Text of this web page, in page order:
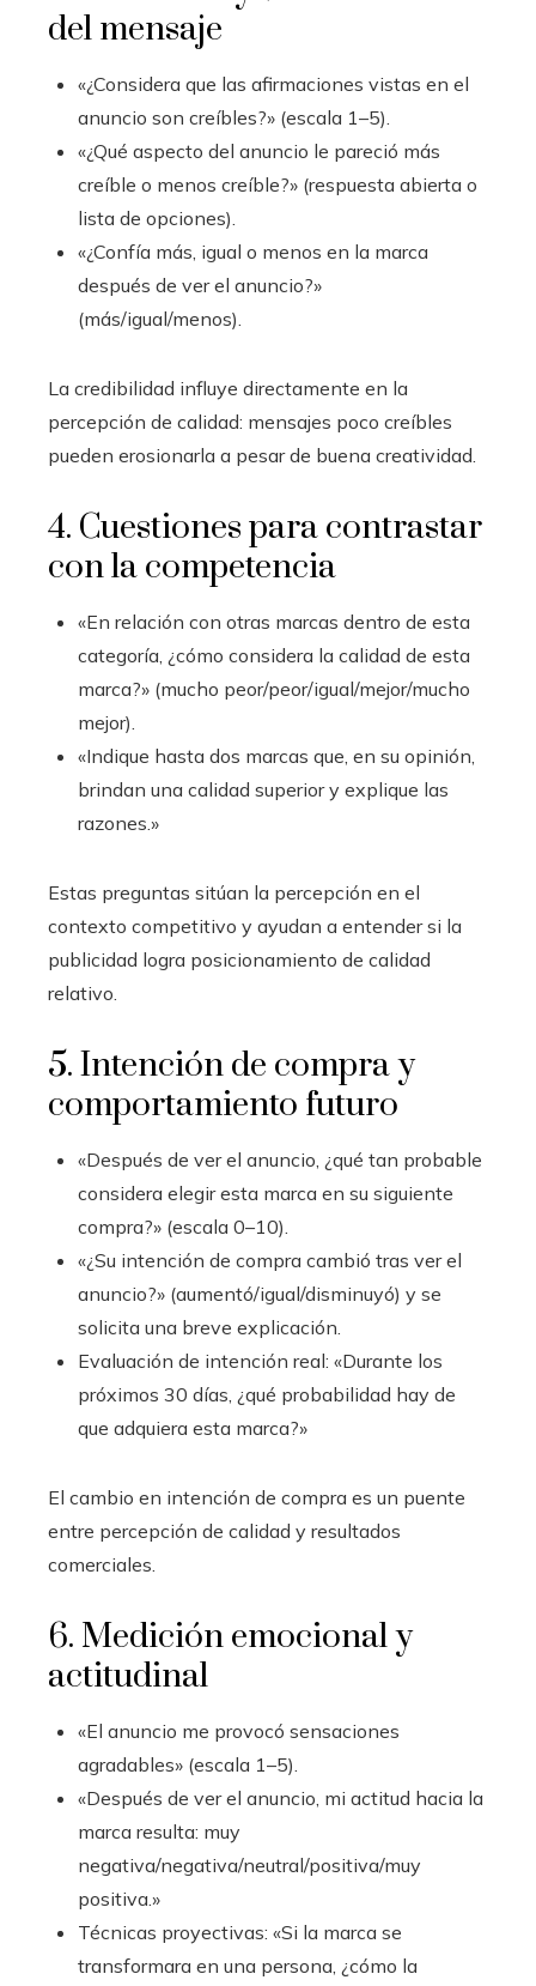
del mensaje
«¿Considera que las afirmaciones vistas en el
anuncio son creíbles?» (escala 1–5).
«¿Qué aspecto del anuncio le pareció más
creíble o menos creíble?» (respuesta abierta o
lista de opciones).
«¿Confía más, igual o menos en la marca
después de ver el anuncio?»
(más/igual/menos).
La credibilidad influye directamente en la
percepción de calidad: mensajes poco creíbles
pueden erosionarla a pesar de buena creatividad.
4. Cuestiones para contrastar
con la competencia
«En relación con otras marcas dentro de esta
categoría, ¿cómo considera la calidad de esta
marca?» (mucho peor/peor/igual/mejor/mucho
mejor).
«Indique hasta dos marcas que, en su opinión,
brindan una calidad superior y explique las
razones.»
Estas preguntas sitúan la percepción en el
contexto competitivo y ayudan a entender si la
publicidad logra posicionamiento de calidad
relativo.
5. Intención de compra y
comportamiento futuro
«Después de ver el anuncio, ¿qué tan probable
considera elegir esta marca en su siguiente
compra?» (escala 0–10).
«¿Su intención de compra cambió tras ver el
anuncio?» (aumentó/igual/disminuyó) y se
solicita una breve explicación.
Evaluación de intención real: «Durante los
próximos 30 días, ¿qué probabilidad hay de
que adquiera esta marca?»
El cambio en intención de compra es un puente
entre percepción de calidad y resultados
comerciales.
6. Medición emocional y
actitudinal
«El anuncio me provocó sensaciones
agradables» (escala 1–5).
«Después de ver el anuncio, mi actitud hacia la
marca resulta: muy
negativa/negativa/neutral/positiva/muy
positiva.»
Técnicas proyectivas: «Si la marca se
transformara en una persona, ¿cómo la